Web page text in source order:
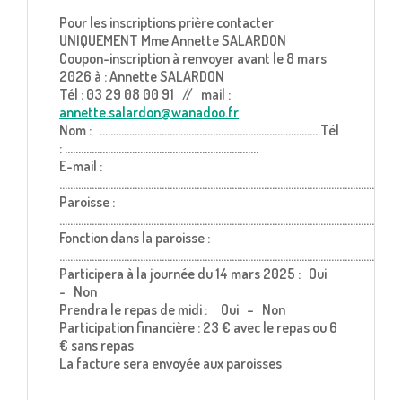
Pour les inscriptions prière contacter
UNIQUEMENT Mme Annette SALARDON
Coupon-inscription à renvoyer avant le 8 mars
2026 à : Annette SALARDON
Tél : 03 29 08 00 91 // mail :
annette.salardon@wanadoo.fr
Nom : ……………………………………………………………………… Tél
: ………………………………………………………………
E-mail :
Paroisse :
Fonction dans la paroisse :
…………………………………………………………………………………………........................
Participera à la journée du 14 mars 2025 : Oui
- Non
Prendra le repas de midi : Oui – Non
Participation financière : 23 € avec le repas ou 6
€ sans repas
La facture sera envoyée aux paroisses